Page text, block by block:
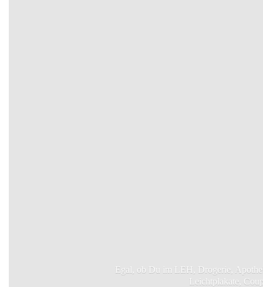
Egal, ob Du im LEH, Drogerie,
Leichtplakate,